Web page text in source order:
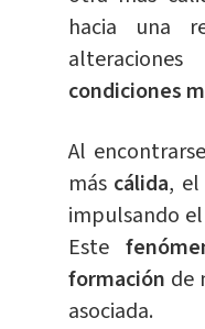
hacia una
condiciones
Al
más cálida, el
impulsando
Este
formación de
asociada.